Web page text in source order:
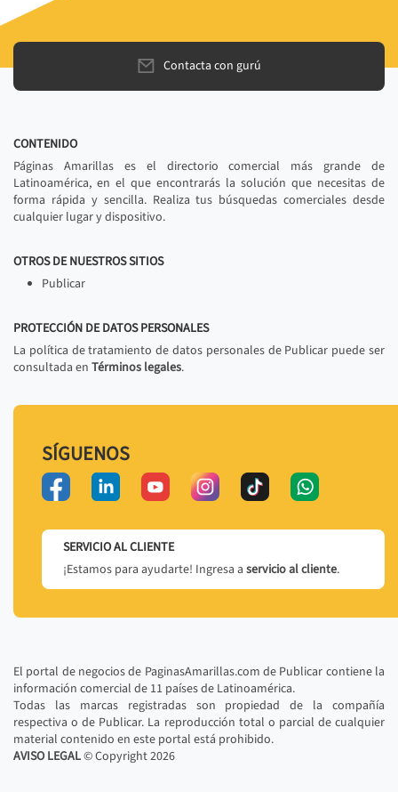
Contacta con gurú
CONTENIDO
Páginas Amarillas es el directorio comercial más grande de
Latinoamérica, en el que encontrarás la solución que necesitas de
forma rápida y sencilla. Realiza tus búsquedas comerciales desde
cualquier lugar y dispositivo.
OTROS DE NUESTROS SITIOS
Publicar
PROTECCIÓN DE DATOS PERSONALES
La política de tratamiento de datos personales de Publicar puede ser
consultada en Términos legales.
SÍGUENOS
SERVICIO AL CLIENTE
¡Estamos para ayudarte! Ingresa a servicio al cliente.
El portal de negocios de PaginasAmarillas.com de Publicar contiene la
información comercial de 11 países de Latinoamérica.
Todas las marcas registradas son propiedad de la compañía
respectiva o de Publicar. La reproducción total o parcial de cualquier
material contenido en este portal está prohibido.
AVISO LEGAL© Copyright2026